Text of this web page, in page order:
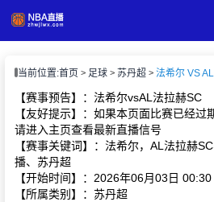
播
闻
当前位置:首页 足球 苏丹超
【赛事预告】：法希尔vsAL法拉赫SC
【友好提示】：如果本页面比赛已经过
请进入主页查看最新直播信号
【赛事关键词】：法希尔，AL法拉赫
播、苏丹超
【开始时间】：2026年06月03日 00:30
【所属类别】：苏丹超